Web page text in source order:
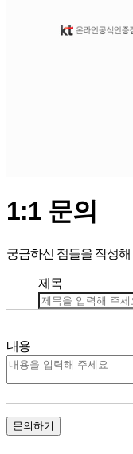
1:1 문의
궁금하신 점들을 작성해
제목
내용
문의하기